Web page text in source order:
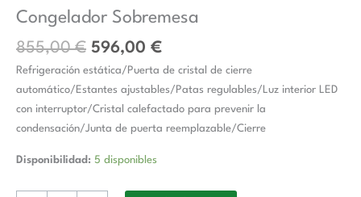
Congelador Sobremesa
855,00€
era:
855,00 €.
596,00 €
es:
596,00 €.
Refrigeración estática/Puerta de cristal de cierre
automático/Estantes ajustables/Patas regulables/Luz interior LED
con interruptor/Cristal calefactado para prevenir la
condensación/Junta de puerta reemplazable/Cierre
Disponibilidad: 5 disponibles